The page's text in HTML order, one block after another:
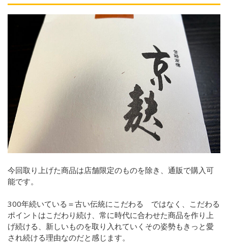
今回取り上げた商品は店舗限定のものを除き、通販で購入可
能です。
300年続いている＝古い伝統にこだわる ではなく、こだわる
ポイントはこだわり続け、常に時代に合わせた商品を作り上
げ続ける、新しいものを取り入れていくその姿勢もきっと愛
され続ける理由なのだと感じます。